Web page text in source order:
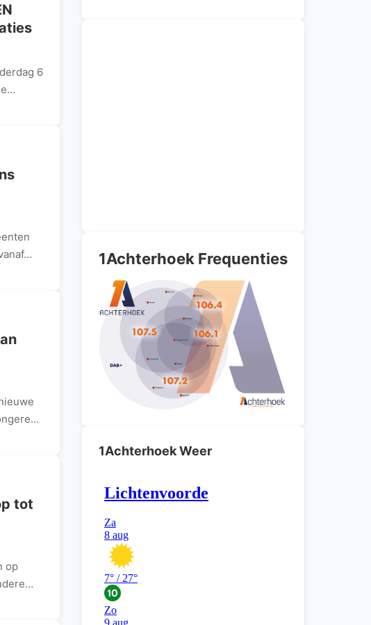
6
tot
op
1Achterhoek Frequenties
1Achterhoek Weer